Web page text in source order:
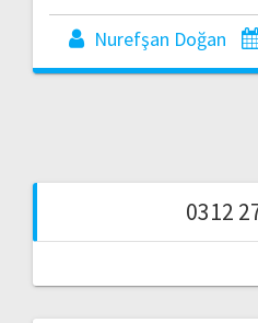
Nurefşan Doğan
0312